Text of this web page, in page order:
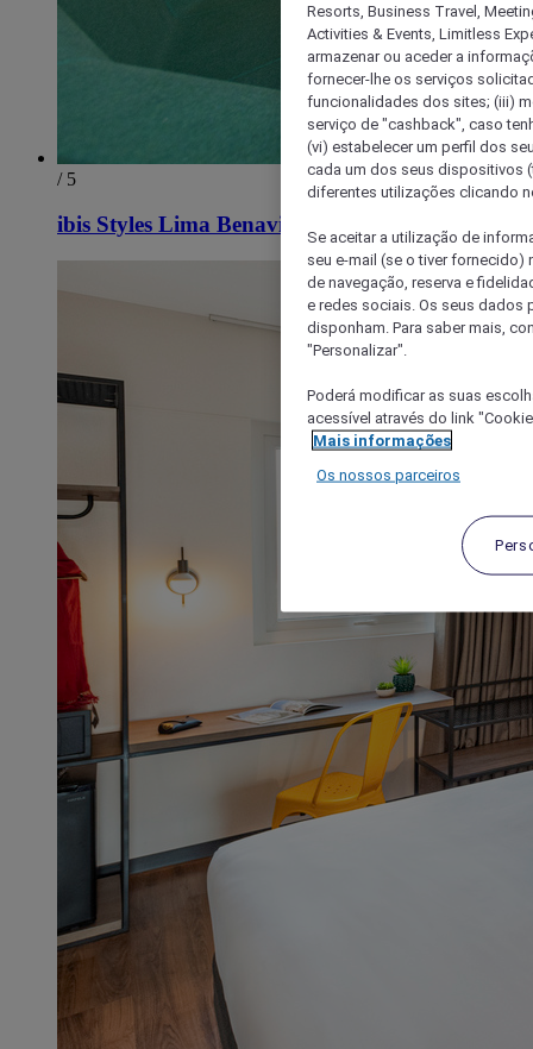
/ 5
ibis Styles Lima Benavides Miraflores
Resorts, Business Travel,
Activities & Events, Limitless
armazenar ou aceder a
fornecer-lhe os serviços
funcionalidades dos sites; (iii)
serviço de "cashback", caso
(vi) estabelecer um perfil dos
cada um dos seus dispositivos
diferentes utilizações clicando
Se aceitar a utilização de
seu e-mail (se o tiver
de navegação, reserva e
e redes sociais. Os seus dados
disponham. Para saber mais,
"Personalizar".
Poderá modificar as suas
acessível através do link
Mais informações
Os nossos parceiros